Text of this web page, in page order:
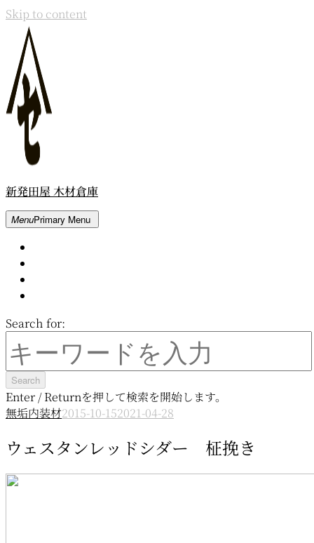
Skip to content
新発田屋 木材倉庫
MenuPrimary Menu
Search for:
Enter / Returnを押して検索を開始します。
無垢内装材2015-10-152021-04-28
ウェスタンレッドシダー 柾挽き